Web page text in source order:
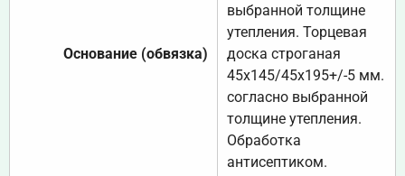
Основание (обвязка)
выбранной толщине
утепления. Торцевая
доска строганая
45х145/45х195+/-5 мм.
согласно выбранной
толщине утепления.
Обработка
антисептиком.